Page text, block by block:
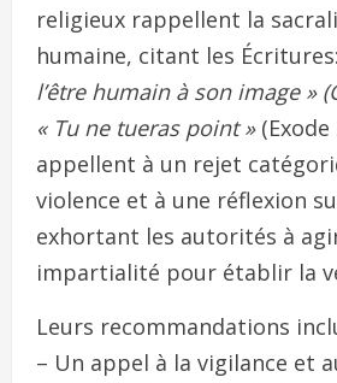
religieux rappellent la
humaine, citant les Écritures:
l’être humain à son image »
« Tu ne tueras point »(Exode
appellent à un rejet
violence et à une réflexion
exhortant les autorités à
impartialité pour établir la
Leurs recommandations
– Un appel à la vigilance et